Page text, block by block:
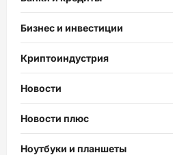
Бизнес и инвестиции
Криптоиндустрия
Новости
Новости плюс
Ноутбуки и планшеты